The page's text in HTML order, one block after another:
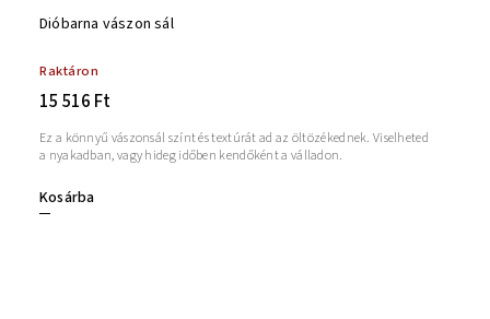
Dióbarna vászon sál
Raktáron
15 516 Ft
Kosárba
Ez a könnyű vászonsál színt és textúrát ad az öltözékednek. Viselheted
a nyakadban, vagy hideg időben kendőként a válladon.